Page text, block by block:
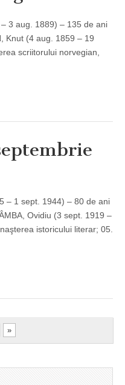
3 aug. 1889) – 135 de ani
Knut (4 aug. 1859 – 19
scriitorului norvegian,
– 1 sept. 1944) – 80 de ani
Ovidiu (3 sept. 1919 –
istoricului literar; 05.
»